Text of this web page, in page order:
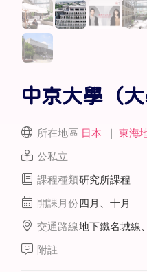
中京大學（大
所在地區 日本 ｜ 東海
公私立
課程種類研究所課程
開課月份四月、十月
交通路線地下鐵名城線
附註